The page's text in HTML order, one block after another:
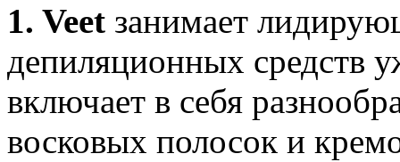
1. Veet занимает
депиляционных средств
включает в себя
восковых полосок и